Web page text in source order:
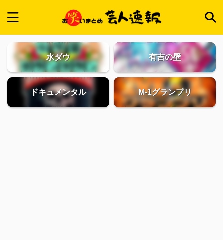
水ダウ 有吉の壁
ドキュメンタル M-1グランプリ